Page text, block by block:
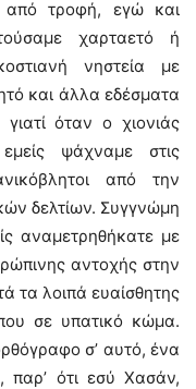
τροφή, εγώ και
χαρταετό ή
νηστεία με
και άλλα εδέσματα
όταν ο χιονιάς
ψάχναμε στις
από την
δελτίων. Συγγνώμη
αναμετρηθήκατε με
αντοχής στην
τα λοιπά ευαίσθητης
σε υπατικό κώμα.
σ’ αυτό, ένα
παρ’ ότι εσύ Χασάν,